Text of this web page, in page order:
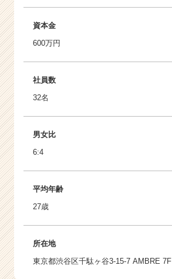
資本金
600万円
社員数
32名
男女比
6:4
平均年齢
27歳
所在地
東京都渋谷区千駄ヶ谷3-15-7 AMBRE 7F